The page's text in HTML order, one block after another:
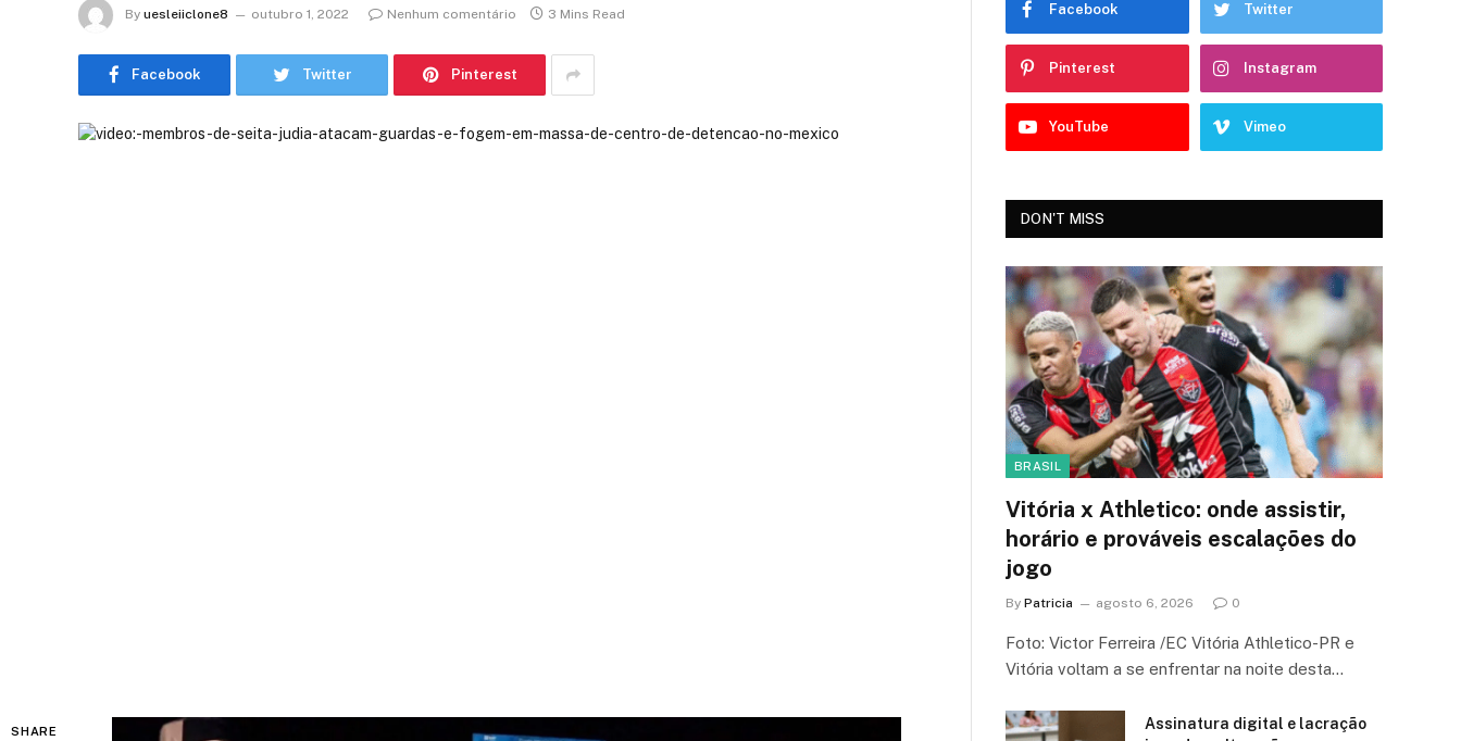
By uesleiiclone8 outubro 1, 2022 Nenhum comentário 3 Mins Read
Facebook Twitter Pinterest
SHARE
Facebook Twitter
Pinterest Instagram
YouTube Vimeo
DON'T MISS
BRASIL
Vitória x Athletico: onde assistir,
horário e prováveis escalações do
jogo
By Patricia agosto 6, 2026 0
Foto: Victor Ferreira /EC Vitória Athletico-PR e
Vitória voltam a se enfrentar na noite desta…
Assinatura digital e lacração